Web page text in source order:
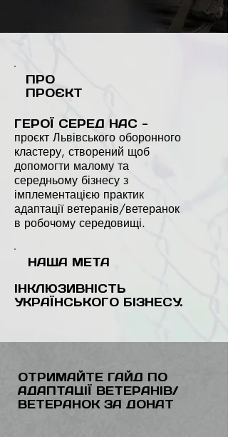
ПРО
ПРОЄКТ
ГЕРОЇ СЕРЕД НАС -
проєкт Львівського оборонного
кластеру, створений щоб
допомогти малому та
середньому бізнесу з
імплементацією практик
адаптації ветеранів/ветеранок
в робочому середовищі.
НАША МЕТА
ІНКЛЮЗИВНІСТЬ
УКРАЇНСЬКОГО БІЗНЕСУ.
ОТРИМАЙТЕ ГАЙД ПО
АДАПТАЦІЇ ВЕТЕРАНІВ/
ВЕТЕРАНОК ЗА ДОНАТ